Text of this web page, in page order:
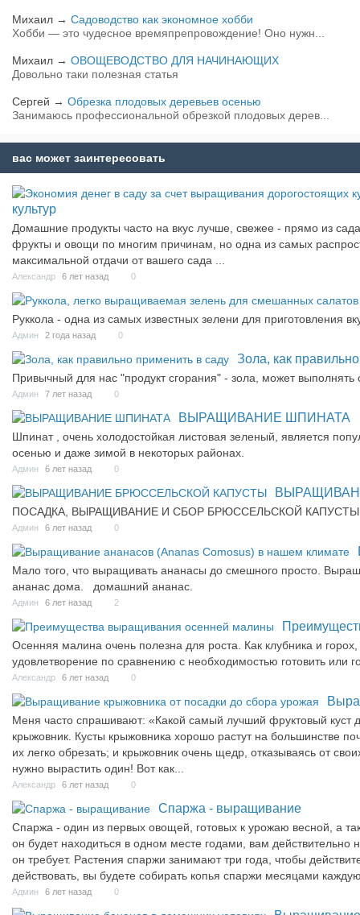
Михаил → Садоводство как экономное хобби
Хобби — это чудесное времяпрепровождение! Оно нужн...
Михаил → ОВОЩЕВОДСТВО ДЛЯ НАЧИНАЮЩИХ
Довольно таки полезная статья
Сергей → Обрезка плодовых деревьев осенью
Занимаюсь профессиональной обрезкой плодовых дерев...
вас может заинтересовать
культур
Домашние продукты часто на вкус лучше, свежее - прямо из
фрукты и овощи по многим причинам, но одна из самых
максимальной отдачи от вашего сада ...
Александр 6 лет назад 0
Руккола - одна из самых известных зелени для приготовления
Админ 2 года назад 0
Зола, как
Привычный для нас "продукт сгорания" - зола, может
Админ 7 лет назад 0
ВЫРАЩИВАНИЕ ШПИНАТА
Шпинат , очень холодостойкая листовая зеленый, является
осенью и даже зимой в некоторых районах.
Админ 6 лет назад 0
ПОСАДКА, ВЫРАЩИВАНИЕ И СБОР БРЮССЕЛЬСКОЙ КАПУСТЫ
Админ 6 лет назад 0
Мало того, что выращивать ананасы до смешного просто.
ананас дома. домашний ананас.
Админ 6 лет назад 2
Осенняя малина очень полезна для роста. Как клубника и
удовлетворение по сравнению с необходимостью готовить или
Александр 6 лет назад 0
Меня часто спрашивают: «Какой самый лучший фруктовый
крыжовник. Кусты крыжовника хорошо растут на большинстве
их легко обрезать; и крыжовник очень щедр, отказываясь от
нужно вырастить один! Вот как...
Александр 6 лет назад 0
Спаржа - выращивание
Спаржа - один из первых овощей, готовых к урожаю весной, а
он будет находиться в одном месте годами, вам
он требует. Растения спаржи занимают три года, чтобы
действовать, вы будете собирать копья спаржи месяцами
Админ 6 лет назад 0